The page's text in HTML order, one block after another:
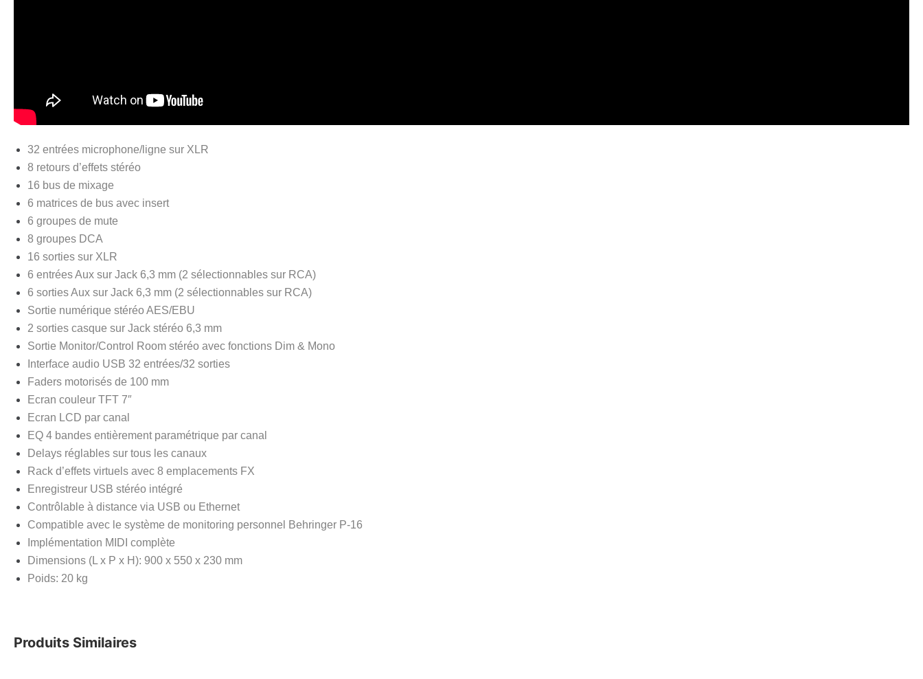
32 entrées microphone/ligne sur XLR
8 retours d’effets stéréo
16 bus de mixage
6 matrices de bus avec insert
6 groupes de mute
8 groupes DCA
16 sorties sur XLR
6 entrées Aux sur Jack 6,3 mm (2 sélectionnables sur RCA)
6 sorties Aux sur Jack 6,3 mm (2 sélectionnables sur RCA)
Sortie numérique stéréo AES/EBU
2 sorties casque sur Jack stéréo 6,3 mm
Sortie Monitor/Control Room stéréo avec fonctions Dim & Mono
Interface audio USB 32 entrées/32 sorties
Faders motorisés de 100 mm
Ecran couleur TFT 7″
Ecran LCD par canal
EQ 4 bandes entièrement paramétrique par canal
Delays réglables sur tous les canaux
Rack d’effets virtuels avec 8 emplacements FX
Enregistreur USB stéréo intégré
Contrôlable à distance via USB ou Ethernet
Compatible avec le système de monitoring personnel Behringer P-16
Implémentation MIDI complète
Dimensions (L x P x H): 900 x 550 x 230 mm
Poids: 20 kg
Produits Similaires